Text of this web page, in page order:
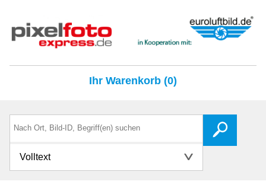
Ihr Warenkorb (0)
Volltext